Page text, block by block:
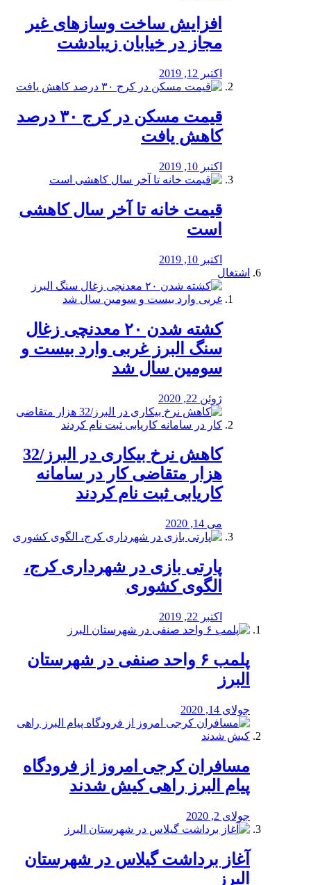
افزایش ساخت وسازهای غیر
مجاز در خیابان زیبادشت
اکتبر 12, 2019
️قیمت مسکن در کرج ۳۰ درصد
کاهش یافت
اکتبر 10, 2019
قیمت خانه تا آخر سال کاهشی
است
اکتبر 10, 2019
اشتغال
کشته شدن ۲۰ معدنچی زغال
سنگ البرز غربی وارد بیست و
سومین سال شد
ژوئن 22, 2020
کاهش نرخ بیکاری در البرز/32
هزار متقاضی کار در سامانه
کاریابی ثبت نام کردند
می 14, 2020
پارتی بازی در شهرداری کرج،
الگوی کشوری
اکتبر 22, 2019
پلمب ۶ واحد صنفی در شهرستان
البرز
جولای 14, 2020
مسافران کرجی امروز از فرودگاه
پیام البرز راهی کیش شدند
جولای 2, 2020
آغاز برداشت گیلاس در شهرستان
البرز